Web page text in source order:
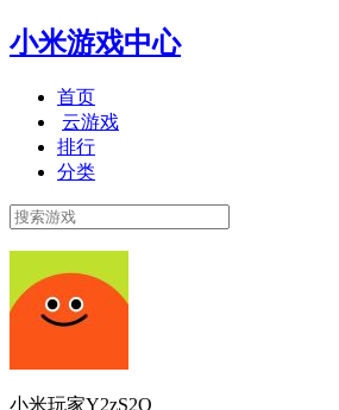
小米游戏中心
首页
云游戏
排行
分类
小米玩家Y2zS2O